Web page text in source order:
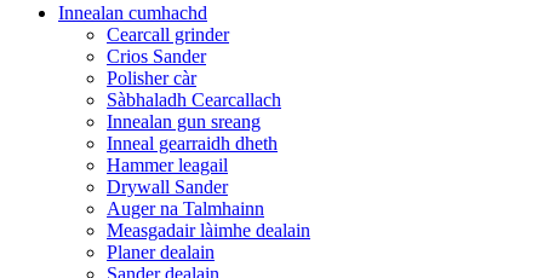
Innealan cumhachd
Cearcall grinder
Crios Sander
Polisher càr
Sàbhaladh Cearcallach
Innealan gun sreang
Inneal gearraidh dheth
Hammer leagail
Drywall Sander
Auger na Talmhainn
Measgadair làimhe dealain
Planer dealain
Sander dealain